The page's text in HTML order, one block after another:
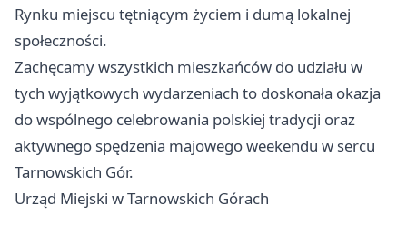
Rynku miejscu tętniącym życiem i dumą lokalnej
społeczności.
Zachęcamy wszystkich mieszkańców do udziału w
tych wyjątkowych wydarzeniach to doskonała okazja
do wspólnego celebrowania polskiej tradycji oraz
aktywnego spędzenia majowego weekendu w sercu
Tarnowskich Gór.
Urząd Miejski w Tarnowskich Górach